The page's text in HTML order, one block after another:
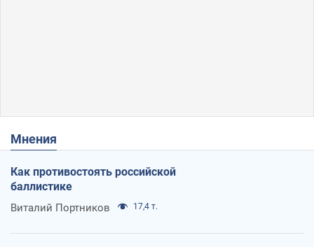
Мнения
Как противостоять российской
баллистике
Виталий Портников 17,4 т.